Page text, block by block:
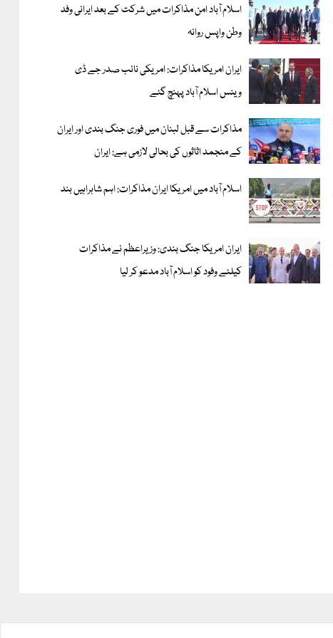
اسلام آباد امن مذاکرات میں شرکت کے بعد ایرانی وفد
وطن واپس روانہ
ایران امریکا مذاکرات: امریکی نائب صدر جے ڈی
وینس اسلام آباد پہنچ گئے
مذاکرات سے قبل لبنان میں فوری جنگ بندی اور ایران
کے منجمد اثاثوں کی بحالی لازمی ہے: ایران
اسلام آباد میں امریکا ایران مذاکرات: اہم شاہراہیں بند
ایران امریکا جنگ بندی: وزیراعظم نے مذاکرات
کیلئے وفود کو اسلام آباد مدعو کر لیا